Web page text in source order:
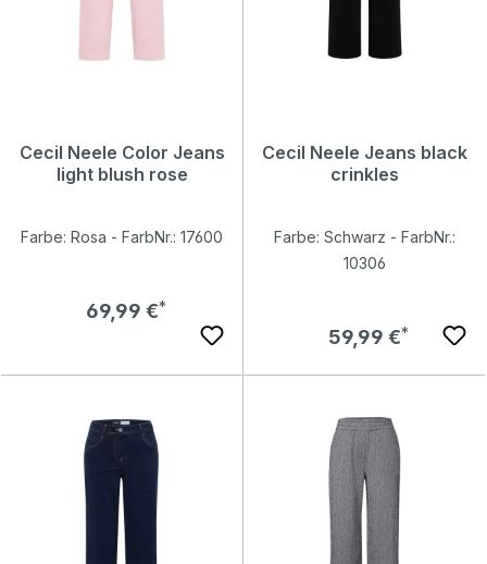
Cecil Neele Color Jeans
light blush rose
Farbe: Rosa - FarbNr.: 17600
Regulärer Preis:
69,99 €
Cecil Neele Jeans black
crinkles
Farbe: Schwarz - FarbNr.:
10306
Regulärer Preis:
59,99 €